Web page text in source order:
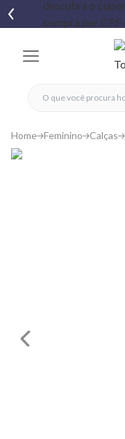
fechar menu
fechar menu
favoritos
Home Feminino Calças